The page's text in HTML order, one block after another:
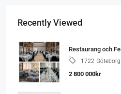
Recently Viewed
Restaurang och
1722 Göteborg
2 800 000kr